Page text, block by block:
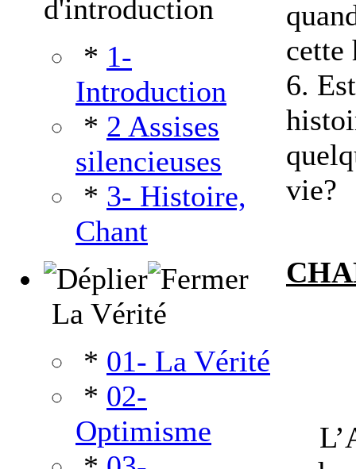
d'introduction
* 1-
Introduction
* 2 Assises
silencieuses
* 3- Histoire,
Chant
La Vérité
* 01- La Vérité
* 02-
Optimisme
cette
6.
vie?